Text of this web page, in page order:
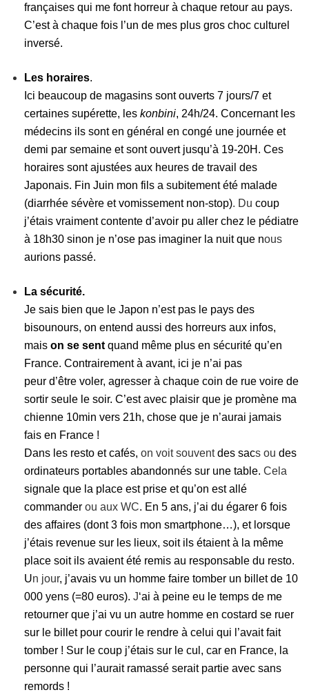
françaises qui me font horreur à chaque retour au pays.
C’est à chaque fois l’un de mes plus gros choc culturel
inversé.
Les horaires.
Ici beaucoup de magasins sont ouverts 7 jours/7 et
certaines supérette, les konbini, 24h/24. Concernant les
médecins ils sont en général en congé une journée et
demi par semaine et sont ouvert jusqu’à 19-20H. Ces
horaires sont ajustées aux heures de travail des
Japonais. Fin Juin mon fils a subitement été malade
(diarrhée sévère et vomissement non-stop). Du coup
j’étais vraiment contente d’avoir pu aller chez le pédiatre
à 18h30 sinon je n’ose pas imaginer la nuit que nous
aurions passé.
La sécurité.
Je sais bien que le Japon n’est pas le pays des
bisounours, on entend aussi des horreurs aux infos,
mais on se sent quand même plus en sécurité qu’en
France. Contrairement à avant, ici je n’ai pas
peur d’être voler, agresser à chaque coin de rue voire de
sortir seule le soir. C’est avec plaisir que je promène ma
chienne 10min vers 21h, chose que je n’aurai jamais
fais en France !
Dans les resto et cafés, on voit souventdes sacs ou des
ordinateurs portables abandonnés sur une table. Cela
signale que la place est prise et qu’on est allé
commander ou aux WC. En 5 ans, j’ai du égarer 6 fois
des affaires (dont 3 fois mon smartphone…), et lorsque
j’étais revenue sur les lieux, soit ils étaient à la même
place soit ils avaient été remis au responsable du resto.
Un jour, j’avais vu un homme faire tomber un billet de 10
000 yens (=80 euros). J‘ai à peine eu le temps de me
retourner que j’ai vu un autre homme en costard se ruer
sur le billet pour courir le rendre à celui qui l’avait fait
tomber ! Sur le coup j’étais sur le cul, car en France, la
personne qui l’aurait ramassé serait partie avec sans
remords !